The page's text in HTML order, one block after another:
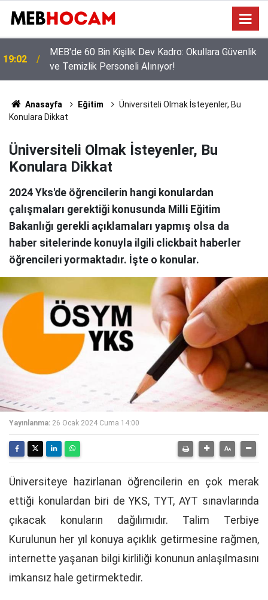
12:02
MEB'den Öğretmenlere Yoğun Seminer Programı:
Masada Yeni Müfredat Var
Anasayfa Eğitim
Üniversiteli Olmak İsteyenler, Bu
Konulara Dikkat
Üniversiteli Olmak İsteyenler, Bu
Konulara Dikkat
2024 Yks'de öğrencilerin hangi konulardan
çalışmaları gerektiği konusunda Milli Eğitim
Bakanlığı gerekli açıklamaları yapmış olsa da
haber sitelerinde konuyla ilgili clickbait haberler
öğrencileri yormaktadır. İşte o konular.
Yayınlanma: 26 Ocak 2024 Cuma 14:00
Üniversiteye hazirlanan öğrencilerin en çok merak
ettiği konulardan biri de YKS, TYT, AYT sınavlarında
çıkacak konuların dağılımıdır. Talim Terbiye
Kurulunun her yıl konuya açıklık getirmesine rağmen,
internette yaşanan bilgi kirliliği konunun anlaşılmasını
imkansız hale getirmektedir.